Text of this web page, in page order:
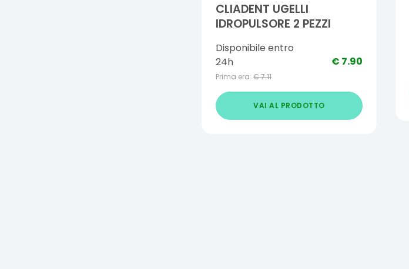
CLIADENT UGELLI
IDROPULSORE 2 PEZZI
Disponibile entro
24h
Prima era: €7.11
€ 7.90
VAI AL PRODOTTO